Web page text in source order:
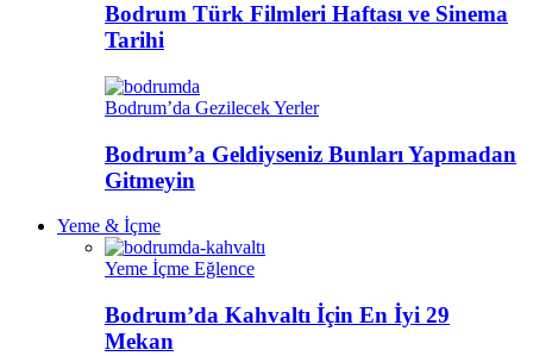
Bodrum Türk Filmleri Haftası ve Sinema
Tarihi
Bodrum’da Gezilecek Yerler
Bodrum’a Geldiyseniz Bunları Yapmadan
Gitmeyin
Yeme & İçme
Yeme İçme Eğlence
Bodrum’da Kahvaltı İçin En İyi 29
Mekan